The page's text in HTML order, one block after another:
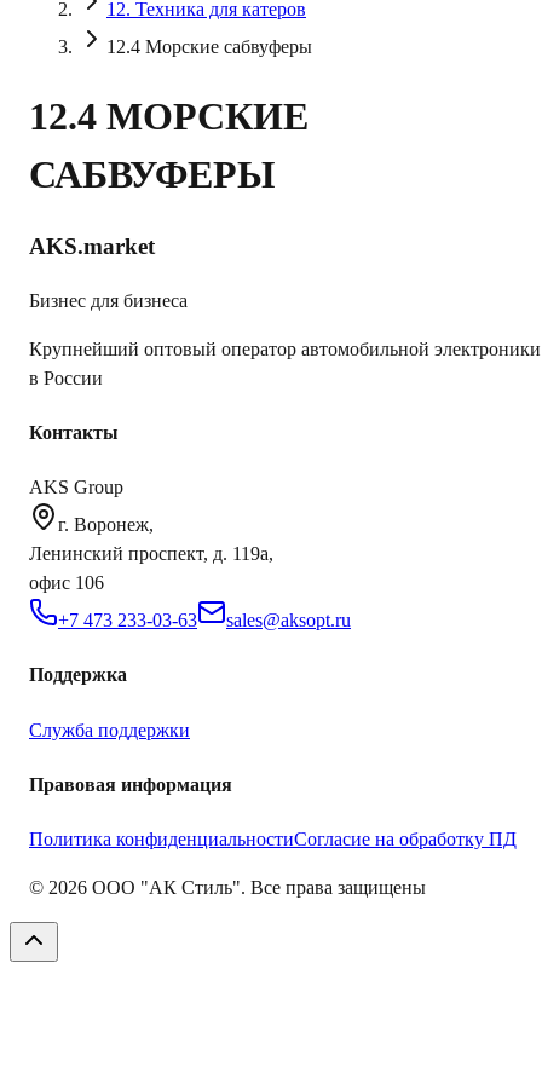
12. Техника для катеров
12.4 Морские сабвуферы
12.4 МОРСКИЕ
САБВУФЕРЫ
AKS.market
Бизнес для бизнеса
Крупнейший оптовый оператор автомобильной электроники
в России
Контакты
AKS Group
г. Воронеж,
Ленинский проспект, д. 119а,
офис 106
+7 473 233-03-63
sales@aksopt.ru
Поддержка
Служба поддержки
Правовая информация
Политика конфиденциальностиСогласие на обработку ПД
© 2026 ООО "АК Стиль". Все права защищены